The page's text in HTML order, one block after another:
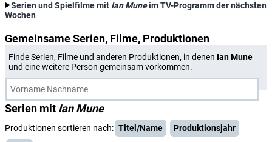
Serien und Spielfilme mit Ian Muneim TV-Programm der nächsten
Wochen
Gemeinsame Serien, Filme, Produktionen
Finde Serien, Filme und anderen Produktionen, in denen Ian Mune
und eine weitere Person gemeinsam vorkommen.
Serien mit Ian Mune
Produktionen sortieren nach: Titel/Name
Produktionsjahr